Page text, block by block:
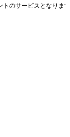
トのサービスとなりま